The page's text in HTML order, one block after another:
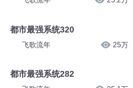
都市最强系统320
飞歌流年 25万
都市最强系统282